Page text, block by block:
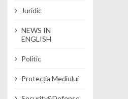
Juridic
NEWS IN
ENGLISH
Politic
Protecția Mediului